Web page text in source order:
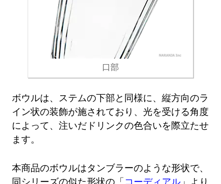
口部
ボウルは、ステムの下部と同様に、縦方向のラ
イン状の装飾が施されており、光を受ける角度
によって、注いだドリンクの色合いを際立たせ
ます。
本商品のボウルはタンブラーのような形状で、
同シリーズの似た形状の「 コーディアル 」より